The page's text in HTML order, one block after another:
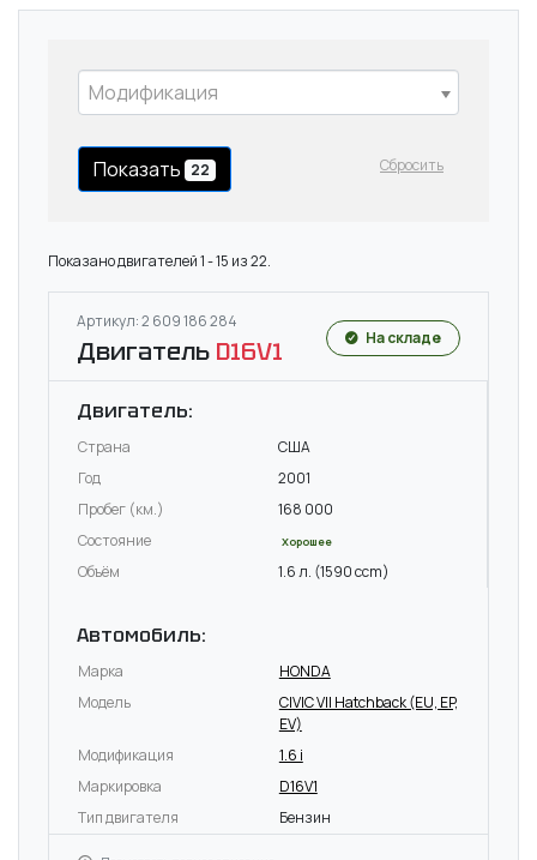
Модификация
Показать 22 Сбросить
Показано двигателей 1 - 15 из 22.
Артикул: 2 609 186 284
Двигатель D16V1 На складе
Двигатель:
Страна
США
Год
2001
Пробег (км.)
168 000
Состояние
Хорошее
Объём 1.6 л. (1590 ccm)
Автомобиль:
Марка
HONDA
Модель
CIVIC VII Hatchback (EU, EP,
EV)
Модификация
1.6 i
Маркировка
D16V1
Тип двигателя
Бензин